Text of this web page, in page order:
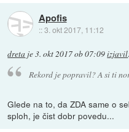
Apofis
::3. okt 2017, 11:12
dreta je3. okt 2017 ob 07:09izjavil
Rekord je popravil? A si ti
Glede na to, da ZDA same o
sploh, je čist dobr povedu...